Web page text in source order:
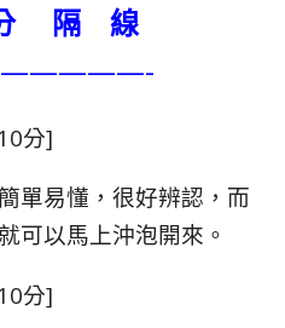
隔 線
分]
單易懂，很好辨認，而
可以馬上沖泡開來。
分]